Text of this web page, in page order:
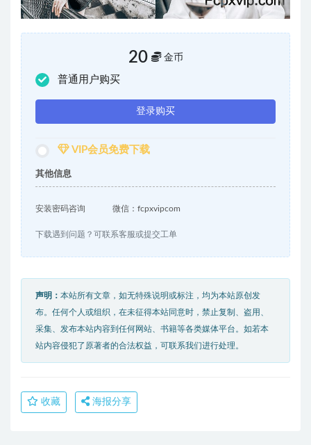
20 金币
普通用户购买
登录购买
VIP会员免费下载
其他信息
安装密码咨询 微信：fcpxvipcom
下载遇到问题？可联系客服或提交工单
声明： 本站所有文章，如无特殊说明或标注，均为本站原创发
布。任何个人或组织，在未征得本站同意时，禁止复制、盗用、
采集、发布本站内容到任何网站、书籍等各类媒体平台。如若本
站内容侵犯了原著者的合法权益，可联系我们进行处理。
收藏 海报分享